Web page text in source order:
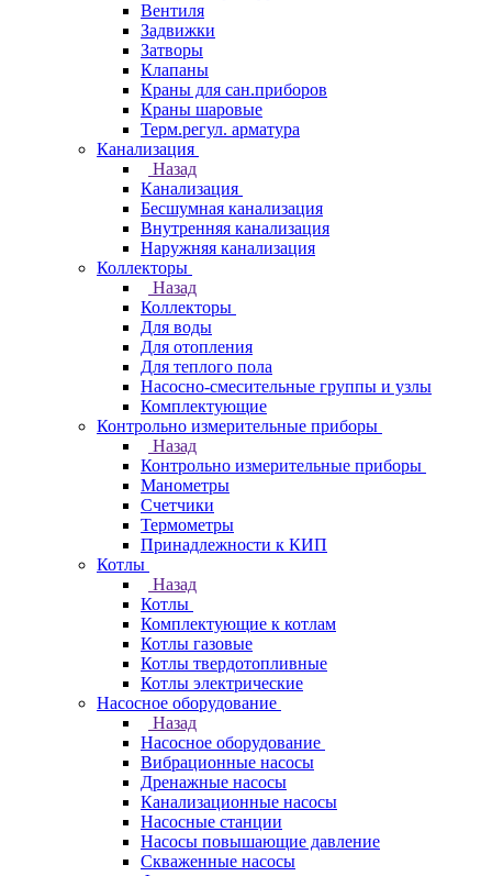
Вентиля
Задвижки
Затворы
Клапаны
Краны для сан.приборов
Краны шаровые
Терм.регул. арматура
Канализация
Назад
Канализация
Бесшумная канализация
Внутренняя канализация
Наружняя канализация
Коллекторы
Назад
Коллекторы
Для воды
Для отопления
Для теплого пола
Насосно-смесительные группы и узлы
Комплектующие
Контрольно измерительные приборы
Назад
Контрольно измерительные приборы
Манометры
Счетчики
Термометры
Принадлежности к КИП
Котлы
Назад
Котлы
Комплектующие к котлам
Котлы газовые
Котлы твердотопливные
Котлы электрические
Насосное оборудование
Назад
Насосное оборудование
Вибрационные насосы
Дренажные насосы
Канализационные насосы
Насосные станции
Насосы повышающие давление
Скваженные насосы